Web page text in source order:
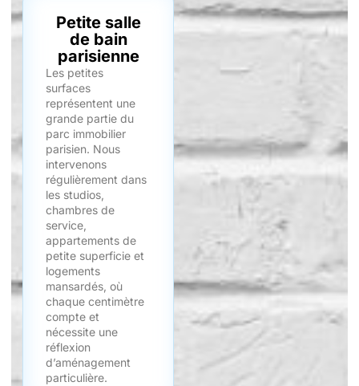
Petite salle
de bain
parisienne
Les petites
surfaces
représentent une
grande partie du
parc immobilier
parisien. Nous
intervenons
régulièrement dans
les studios,
chambres de
service,
appartements de
petite superficie et
logements
mansardés, où
chaque centimètre
compte et
nécessite une
réflexion
d’aménagement
particulière.